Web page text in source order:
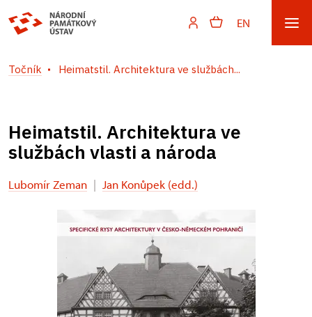
EN
Točník Heimatstil. Architektura ve službách...
Heimatstil. Architektura ve
službách vlasti a národa
Lubomír Zeman | Jan Konůpek (edd.)